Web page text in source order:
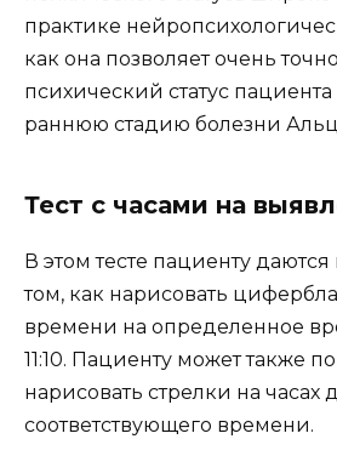
практике
как она позволяет очень
психический статус
раннюю стадию болезни
Тест с часами на
В этом тесте пациенту
том, как нарисовать
времени на определенное
11:10. Пациенту может также
нарисовать стрелки на часах
соответствующего времени.